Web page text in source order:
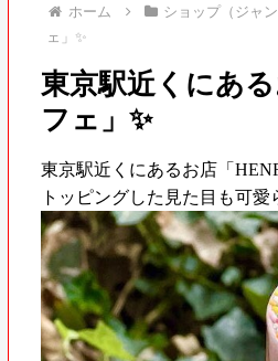
ホーム ショップ（ジャン
ェ」✨
東京駅近くにあ
フェ」✨
東京駅近くにあるお店「
トッピングした見た目も可